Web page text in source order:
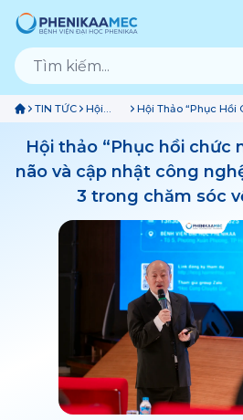
TIN TỨC
Hội
Thảo Và
Sự Kiện
Hội Thảo “Phục Hồi
Trong Chăm Sóc Vết
Hội thảo “Phục hồi chức
não và cập nhật công
3 trong chăm sóc